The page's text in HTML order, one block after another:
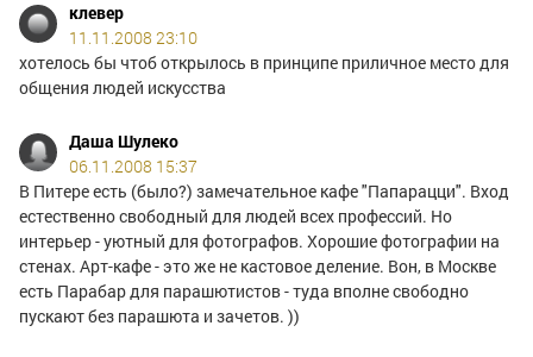
клевер
11.11.2008 23:10
хотелось бы чтоб открылось в принципе приличное место для
общения людей искусства
Даша Шулеко
06.11.2008 15:37
В Питере есть (было?) замечательное кафе "Папарацци". Вход
естественно свободный для людей всех профессий. Но
интерьер - уютный для фотографов. Хорошие фотографии на
стенах. Арт-кафе - это же не кастовое деление. Вон, в Москве
есть Парабар для парашютистов - туда вполне свободно
пускают без парашюта и зачетов. ))